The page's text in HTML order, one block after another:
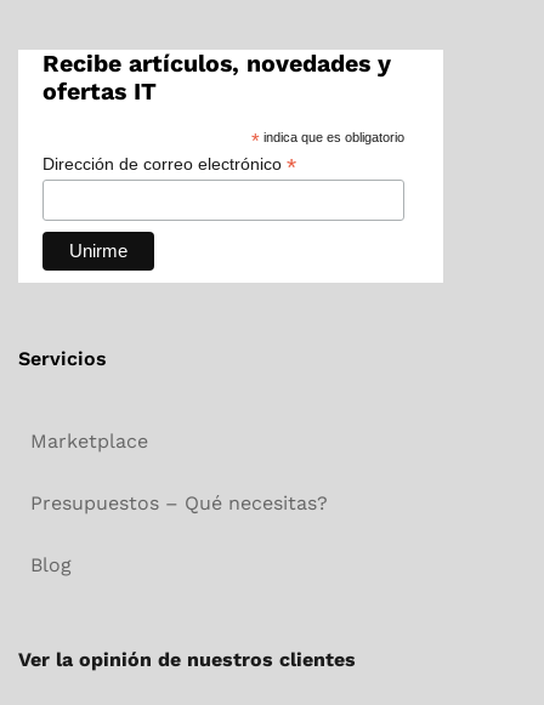
Recibe artículos, novedades y
ofertas IT
*indica que es obligatorio
Dirección de correo electrónico *
Servicios
Marketplace
Presupuestos – Qué necesitas?
Blog
Ver la opinión de nuestros clientes